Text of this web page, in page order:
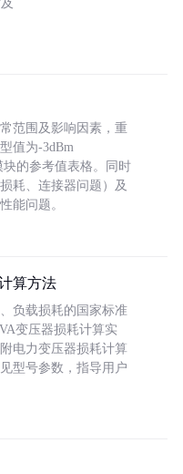
范围及影响因素，重
值为-3dBm
块的参考值表格。同时
耗、连接器问题）及
能问题。
算方法
负载损耗的国家标准
变压器损耗计算实
电力变压器损耗计算
型号参数，指导用户